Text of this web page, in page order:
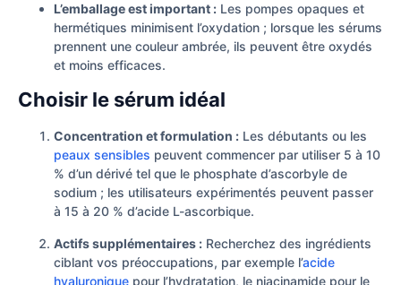
L’emballage est important : Les pompes opaques et
hermétiques minimisent l’oxydation ; lorsque les sérums
prennent une couleur ambrée, ils peuvent être oxydés
et moins efficaces.
Choisir le sérum idéal
Concentration et formulation : Les débutants ou les
peaux sensibles peuvent commencer par utiliser 5 à 10
% d’un dérivé tel que le phosphate d’ascorbyle de
sodium ; les utilisateurs expérimentés peuvent passer
à 15 à 20 % d’acide L-ascorbique.
Actifs supplémentaires : Recherchez des ingrédients
ciblant vos préoccupations, par exemple l’acide
hyaluronique pour l’hydratation, le niacinamide pour le